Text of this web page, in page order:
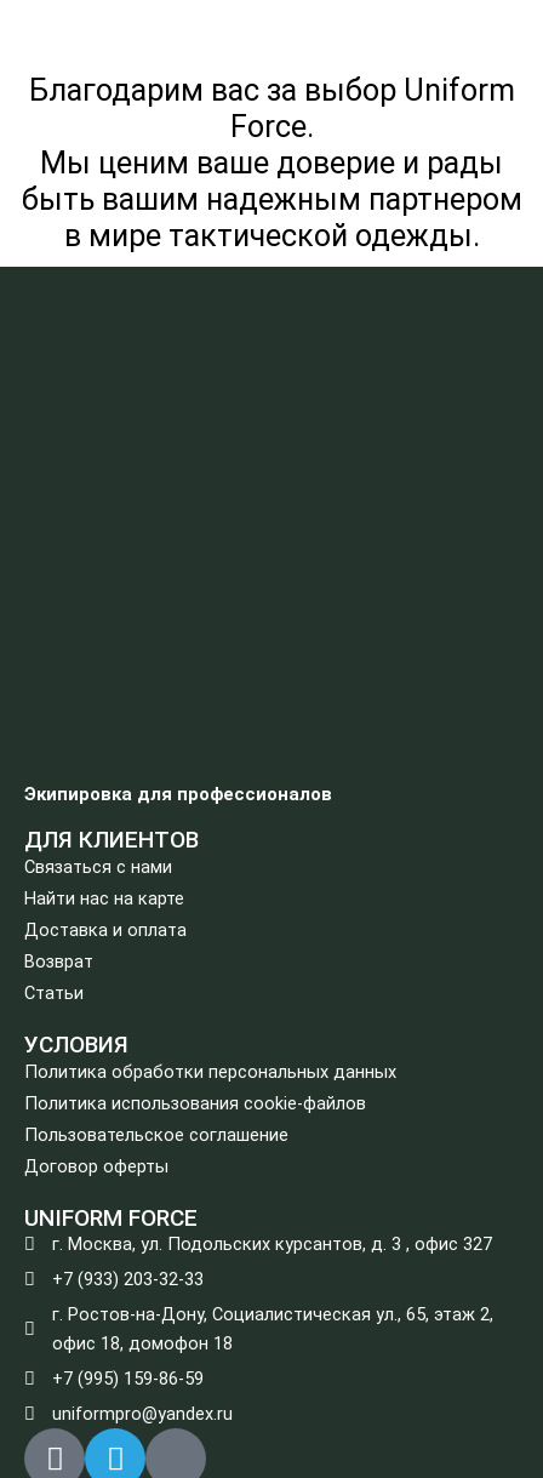
Благодарим вас за выбор Uniform
Force.
Мы ценим ваше доверие и рады
быть вашим надежным партнером
в мире тактической одежды.
Экипировка для профессионалов
ДЛЯ КЛИЕНТОВ
Связаться с нами
Найти нас на карте
Доставка и оплата
Возврат
Статьи
УСЛОВИЯ
Политика обработки персональных данных
Политика использования cookie-файлов
Пользовательское соглашение
Договор оферты
UNIFORM FORCE
г. Москва, ул. Подольских курсантов, д. 3 , офис 327
+7 (933) 203-32-33
г. Ростов-на-Дону, Социалистическая ул., 65, этаж 2,
офис 18, домофон 18
+7 (995) 159-86-59
uniformpro@yandex.ru
R
T
V